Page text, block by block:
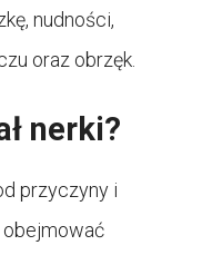
nudności,
oraz obrzęk.
nerki?
przyczyny i
obejmować